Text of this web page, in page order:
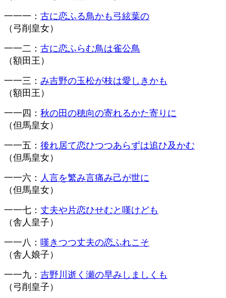
一一一： 古に恋ふる鳥かも弓絃葉の
（弓削皇女）
一一二： 古に恋ふらむ鳥は雀公鳥
（額田王）
一一三： み吉野の玉松が枝は愛しきかも
（額田王）
一一四： 秋の田の穂向の寄れるかた寄りに
（但馬皇女）
一一五： 後れ居て恋ひつつあらずは追ひ及かむ
（但馬皇女）
一一六： 人言を繁み言痛み己が世に
（但馬皇女）
一一七： 丈夫や片恋ひせむと嘆けども
（舎人皇子）
一一八： 嘆きつつ丈夫の恋ふれこそ
（舎人娘子）
一一九： 吉野川逝く瀬の早みしましくも
（弓削皇子）